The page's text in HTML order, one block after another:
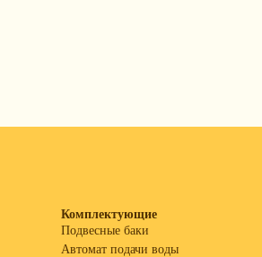
Комплектующие
Подвесные баки
Автомат подачи воды